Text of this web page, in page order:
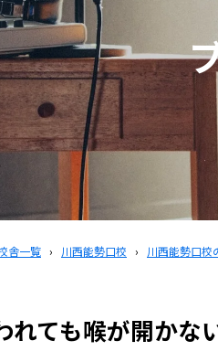
舎一覧 › 川西能勢口校 › 川西能勢口校
れても喉が開かな